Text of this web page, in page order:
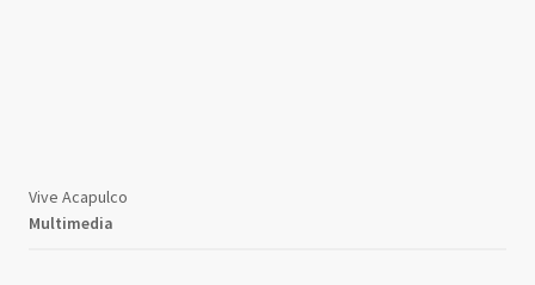
Vive Acapulco
Multimedia